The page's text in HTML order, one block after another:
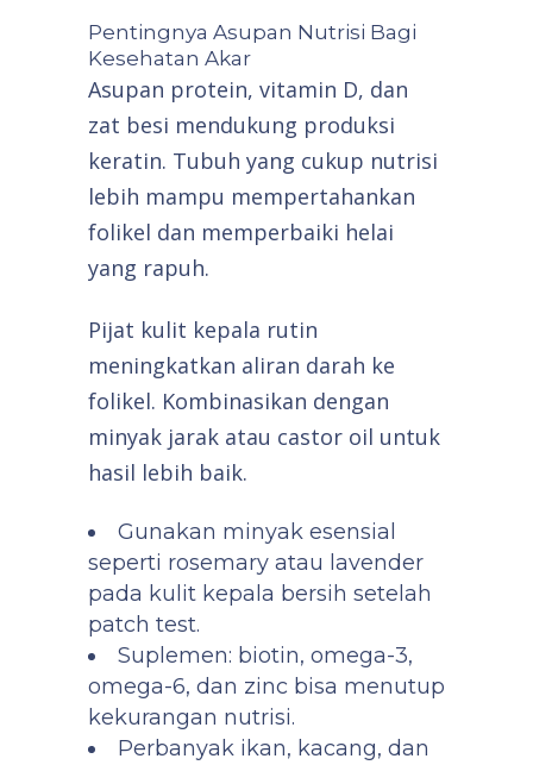
Pentingnya Asupan Nutrisi Bagi
Kesehatan Akar
Asupan protein, vitamin D, dan
zat besi mendukung produksi
keratin. Tubuh yang cukup nutrisi
lebih mampu mempertahankan
folikel dan memperbaiki helai
yang rapuh.
Pijat kulit kepala rutin
meningkatkan aliran darah ke
folikel. Kombinasikan dengan
minyak jarak atau castor oil untuk
hasil lebih baik.
Gunakan minyak esensial
seperti rosemary atau lavender
pada kulit kepala bersih setelah
patch test.
Suplemen: biotin, omega-3,
omega-6, dan zinc bisa menutup
kekurangan nutrisi.
Perbanyak ikan, kacang, dan